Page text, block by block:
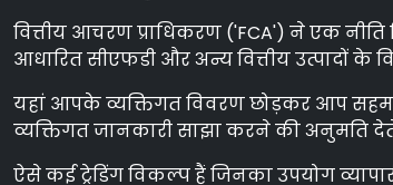
वित्तीय आचरण प्राधिकरण ('FCA') ने एक नीति
आधारित सीएफडी और अन्य वित्तीय उत्पादों
यहां आपके व्यक्तिगत विवरण छोड़कर आप
व्यक्तिगत जानकारी साझा करने की अनुमति
ऐसे कई ट्रेडिंग विकल्प हैं जिनका उपयोग